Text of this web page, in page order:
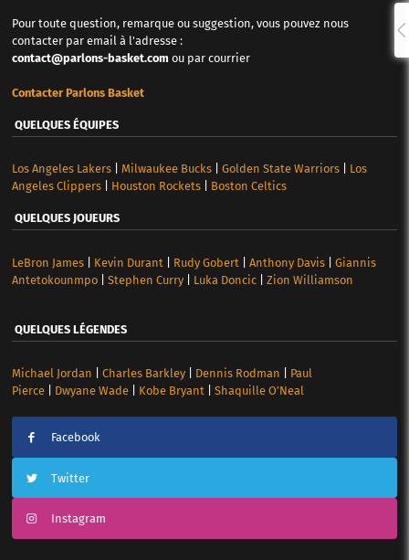
Pour toute question, remarque ou suggestion, vous pouvez nous
contacter par email à l'adresse :
contact@parlons-basket.com ou par courrier
Contacter Parlons Basket
QUELQUES ÉQUIPES
Los Angeles Lakers| Milwaukee Bucks| Golden State Warriors| Los
Angeles Clippers| Houston Rockets| Boston Celtics
QUELQUES JOUEURS
LeBron James| Kevin Durant Rudy Gobert Anthony Davis| Giannis
Antetokounmpo| Stephen Curry| Luka Doncic| Zion Williamson
QUELQUES LÉGENDES
Michael Jordan Charles Barkley| Dennis Rodman
Paul
Pierce| Dwyane Wade| Kobe Bryant| Shaquille O’Neal
Facebook
Twitter
Instagram